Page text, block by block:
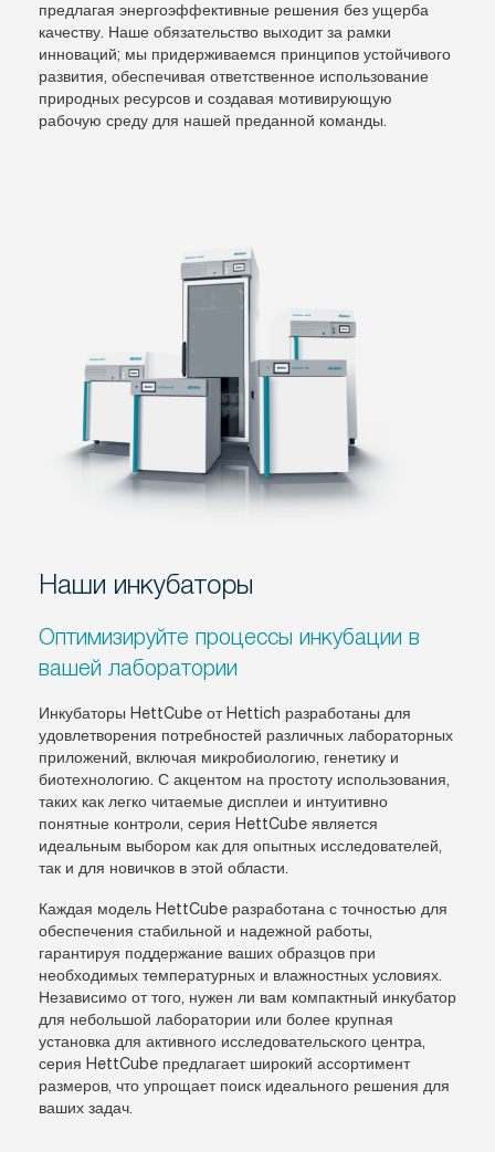
предлагая энергоэффективные решения без ущерба
качеству. Наше обязательство выходит за рамки
инноваций; мы придерживаемся принципов устойчивого
развития, обеспечивая ответственное использование
природных ресурсов и создавая мотивирующую
рабочую среду для нашей преданной команды.
Наши инкубаторы
Оптимизируйте процессы инкубации в
вашей лаборатории
Инкубаторы HettCube от Hettich разработаны для
удовлетворения потребностей различных лабораторных
приложений, включая микробиологию, генетику и
биотехнологию. С акцентом на простоту использования,
таких как легко читаемые дисплеи и интуитивно
понятные контроли, серия HettCube является
идеальным выбором как для опытных исследователей,
так и для новичков в этой области.
Каждая модель HettCube разработана с точностью для
обеспечения стабильной и надежной работы,
гарантируя поддержание ваших образцов при
необходимых температурных и влажностных условиях.
Независимо от того, нужен ли вам компактный инкубатор
для небольшой лаборатории или более крупная
установка для активного исследовательского центра,
серия HettCube предлагает широкий ассортимент
размеров, что упрощает поиск идеального решения для
ваших задач.